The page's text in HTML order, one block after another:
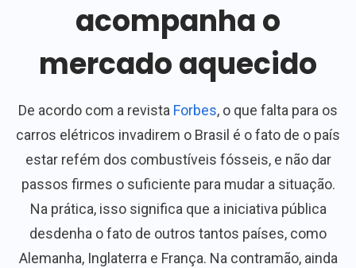
acompanha o
mercado aquecido
De acordo com a revista Forbes, o que falta para os
carros elétricos invadirem o Brasil é o fato de o país
estar refém dos combustíveis fósseis, e não dar
passos firmes o suficiente para mudar a situação.
Na prática, isso significa que a iniciativa pública
desdenha o fato de outros tantos países, como
Alemanha, Inglaterra e França. Na contramão, ainda